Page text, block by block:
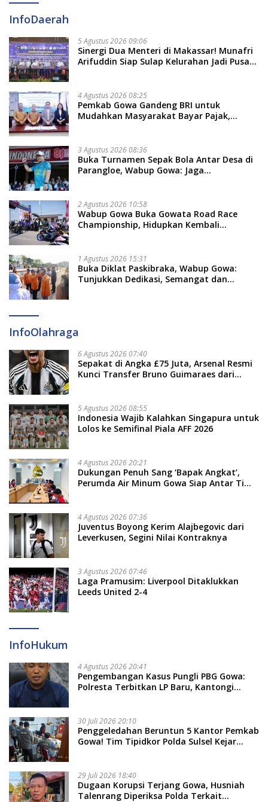
InfoDaerah
5 Agustus 2026 09:06
Sinergi Dua Menteri di Makassar! Munafri
Arifuddin Siap Sulap Kelurahan Jadi Pusat
4 Agustus 2026 08:25
Pemkab Gowa Gandeng BRI untuk
Mudahkan Masyarakat Bayar Pajak,
3 Agustus 2026 08:36
Buka Turnamen Sepak Bola Antar Desa di
Parangloe, Wabup Gowa: Jaga
2 Agustus 2026 10:58
Wabup Gowa Buka Gowata Road Race
Championship, Hidupkan Kembali
1 Agustus 2026 15:31
Buka Diklat Paskibraka, Wabup Gowa:
Tunjukkan Dedikasi, Semangat dan
InfoOlahraga
6 Agustus 2026 07:40
Sepakat di Angka £75 Juta, Arsenal Resmi
Kunci Transfer Bruno Guimaraes dari
5 Agustus 2026 08:55
Indonesia Wajib Kalahkan Singapura untuk
Lolos ke Semifinal Piala AFF 2026
4 Agustus 2026 20:21
Dukungan Penuh Sang ‘Bapak Angkat’,
Perumda Air Minum Gowa Siap Antar Tim
4 Agustus 2026 07:36
Juventus Boyong Kerim Alajbegovic dari
Leverkusen, Segini Nilai Kontraknya
3 Agustus 2026 07:46
Laga Pramusim: Liverpool Ditaklukkan
Leeds United 2-4
InfoHukum
4 Agustus 2026 20:41
Pengembangan Kasus Pungli PBG Gowa:
Polresta Terbitkan LP Baru, Kantongi
30 Juli 2026 20:10
Penggeledahan Beruntun 5 Kantor Pemkab
Gowa! Tim Tipidkor Polda Sulsel Kejar
29 Juli 2026 18:40
Dugaan Korupsi Terjang Gowa, Husniah
Talenrang Diperiksa Polda Terkait